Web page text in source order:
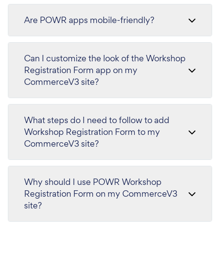
Are POWR apps mobile-friendly?
Can I customize the look of the Workshop
Registration Form app on my
CommerceV3 site?
What steps do I need to follow to add
Workshop Registration Form to my
CommerceV3 site?
Why should I use POWR Workshop
Registration Form on my CommerceV3
site?